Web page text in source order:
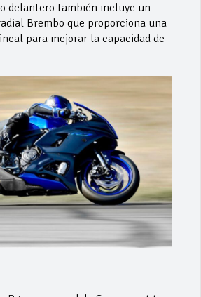
delantero también incluye un
Brembo que proporciona una
para mejorar la capacidad de